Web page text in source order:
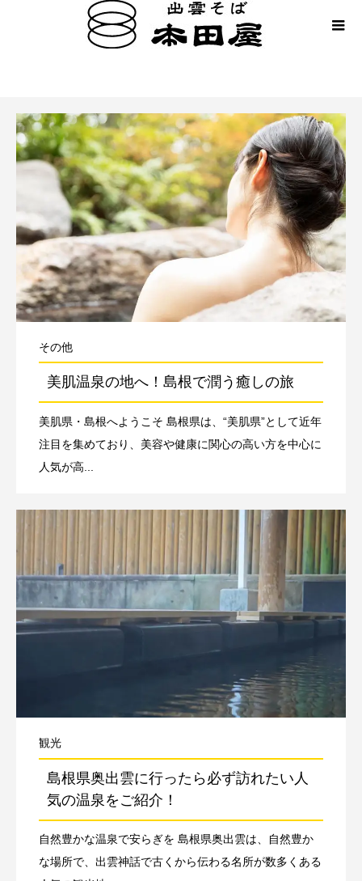
その他
美肌温泉の地へ！島根で潤う癒しの旅
美肌県・島根へようこそ 島根県は、“美肌県”として近年
注目を集めており、美容や健康に関心の高い方を中心に
人気が高...
観光
島根県奥出雲に行ったら必ず訪れたい人
気の温泉をご紹介！
自然豊かな温泉で安らぎを 島根県奥出雲は、自然豊か
な場所で、出雲神話で古くから伝わる名所が数多くある